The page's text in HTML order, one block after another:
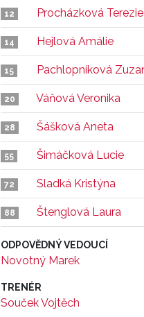
12 Procházková Terezie
14 Hejlová Amálie
15 Pachlopníková
20 Váňová Veronika
28 Šášková Aneta
55 Šimáčková Lucie
72 Sladká Kristýna
88 Štenglová Laura
ODPOVĚDNÝ VEDOUCÍ
Novotný Marek
TRENÉR
Souček Vojtěch